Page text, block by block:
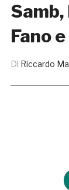
Fano
Di Riccardo